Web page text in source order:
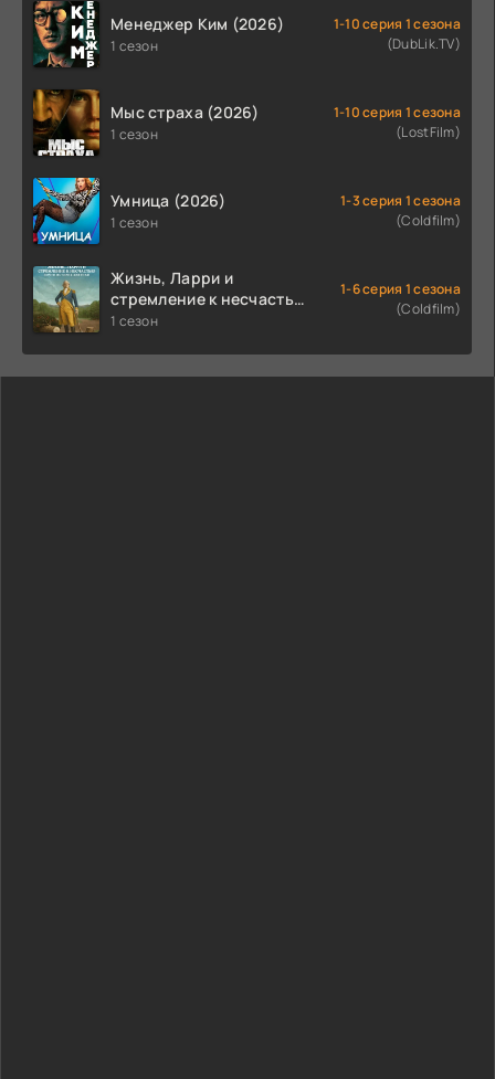
Менеджер Ким (2026)
1 сезон
1-10 серия 1 сезона
(DubLik.TV)
Мыс страха (2026)
1 сезон
1-10 серия 1 сезона
(LostFilm)
Умница (2026)
1 сезон
1-3 серия 1 сезона
(Coldfilm)
Жизнь, Ларри и
стремление к несчастью:
Почти история Америки
1 сезон
1-6 серия 1 сезона
(Coldfilm)